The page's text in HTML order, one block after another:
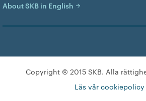
About SKB in English
Copyright © 2015 SKB. Alla
Läs vår cookiepolicy